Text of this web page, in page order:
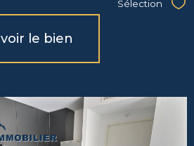
Sélection
voir le bien